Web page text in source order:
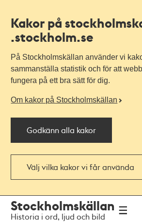
Kakor på
.stockholm.se
På Stockholmskällan använder vi
sammanställa statistik och för att
fungera på ett bra sätt för dig.
Om kakor på Stockholmskällan
Godkänn alla kakor
Välj vilka kakor vi får använda
navigationen
huvudinnehållet
Stockholmskällan
Historia i ord, ljud och bild